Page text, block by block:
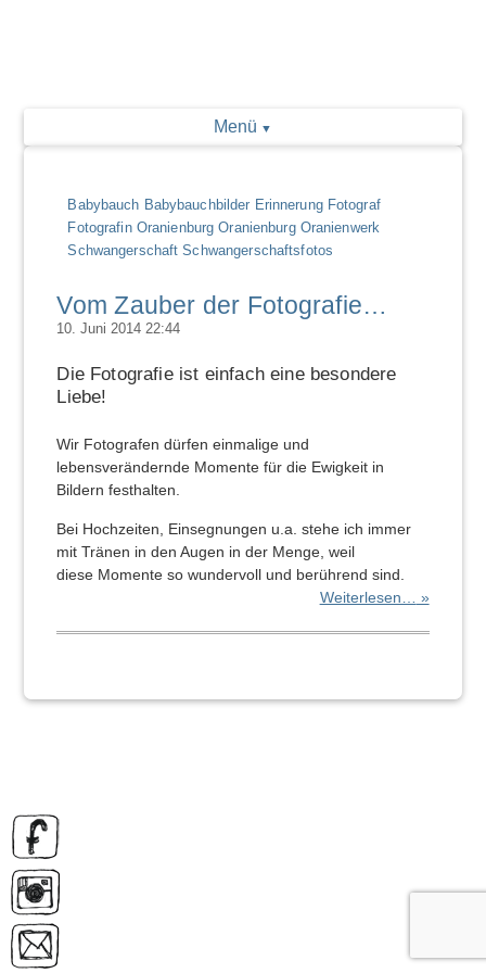
Menü
Babybauch Babybauchbilder Erinnerung Fotograf
Fotografin Oranienburg Oranienburg Oranienwerk
Schwangerschaft Schwangerschaftsfotos
Vom Zauber der Fotografie…
10. Juni 2014 22:44
Die Fotografie ist einfach eine besondere
Liebe!
Wir Fotografen dürfen einmalige und
lebensverändernde Momente für die Ewigkeit in
Bildern festhalten.
Bei Hochzeiten, Einsegnungen u.a. stehe ich immer
mit Tränen in den Augen in der Menge, weil
diese Momente so wundervoll und berührend sind.
Weiterlesen…